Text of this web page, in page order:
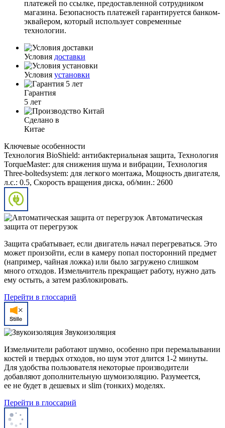
платежей по ссылке, предоставленной сотрудником
магазина. Безопасность платежей гарантируется банком-
эквайером, который использует современные
технологии.
Условия доставки
Условия установки
Гарантия
5 лет
Сделано в
Китае
Ключевые особенности
Технология BioShield: антибактериальная защита, Технология
TorqueMaster: для снижения шума и вибрации, Технология
Three-boltedsystem: для легкого монтажа, Мощность двигателя,
л.с.: 0.5, Скорость вращения диска, об/мин.: 2600
Автоматическая
защита от перегрузок
Защита срабатывает, если двигатель начал перегреваться. Это
может произойти, если в камеру попал посторонний предмет
(например, чайная ложка) или было загружено слишком
много отходов. Измельчитель прекращает работу, нужно дать
ему остыть, а затем разблокировать.
Перейти в глоссарий
Звукоизоляция
Измельчители работают шумно, особенно при перемалывании
костей и твердых отходов, но шум этот длится 1-2 минуты.
Для удобства пользователя некоторые производители
добавляют дополнительную шумоизоляцию. Разумеется,
ее не будет в дешевых и slim (тонких) моделях.
Перейти в глоссарий